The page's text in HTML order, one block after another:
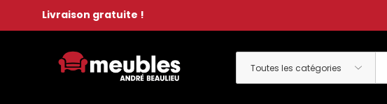
Livraison gratuite !
Toutes
les
Rechercher